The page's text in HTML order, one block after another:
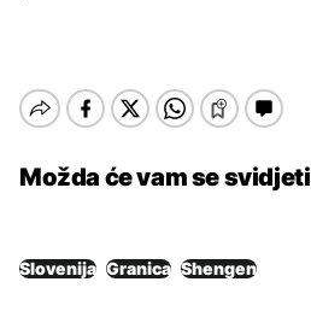
Možda će vam se svidjeti
Slovenija Granica Shengen